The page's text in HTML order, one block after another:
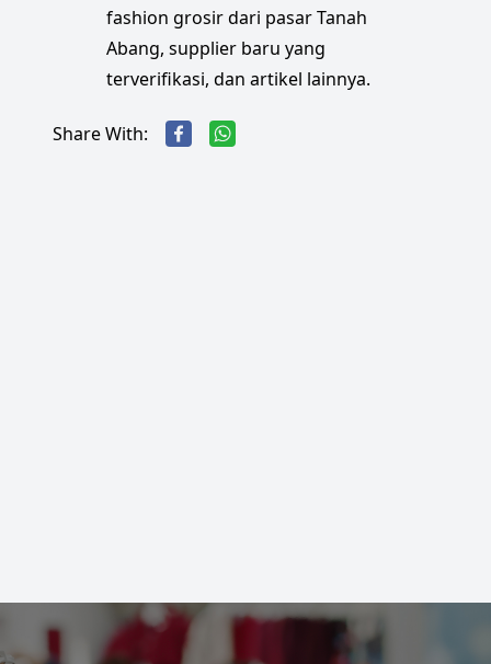
fashion grosir dari pasar Tanah
Abang, supplier baru yang
terverifikasi, dan artikel lainnya.
Share With: